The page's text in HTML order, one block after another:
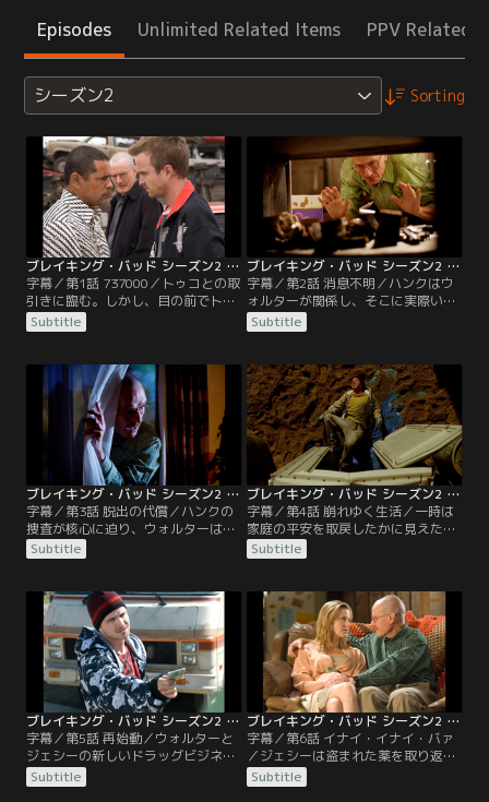
Episodes Unlimited Related Items PPV Related
シーズン2 Sorting
ブレイキング・バッド シーズン2 第01話／字幕
字幕／第1話 737000／トゥコとの取
引きに臨む。しかし、目の前でトゥ
コが子分を殺すのを見たウォルター
とジェシーは手に負えない相手と手
く。どう状況を打開するか。ジェシ
ーは武装した。ハンクは自分の妻マ
リーがスカイラーの万引きの真犯人
であると知り、マリーの心の病に気
が付く。
Subtitle
ブレイキング・バッド シーズン2 第02話／字幕
字幕／第2話 消息不明／ハンクはウ
ォルターが関係し、そこに実際いた
ギャングの殺人現場で採取した指紋
照合を行っていた。そこから容疑者
そのトゥコはウォルターとジェシー
を誘拐し砂漠にすむ自分の叔父の家
で連れて行く。トゥコと争う中、突
然ハンクが現れトゥコを銃撃した。
ウォルターとジェシーはハンクに知
られずにそこを脱出した。
Subtitle
ブレイキング・バッド シーズン2 第03話／字幕
字幕／第3話 脱出の代償／ハンクの
捜査が核心に迫り、ウォルターは策
を講じた。自ら病気を理由に精神の
異常をきたしたような振る舞いを行
精神病院へ入院させる。一方警察に
逮捕されたジェシーは地下室の製造
器材を隠しアリバイの偽装工作を行
い追及をかわす。
Subtitle
ブレイキング・バッド シーズン2 第04話／字幕
字幕／第4話 崩れゆく生活／一時は
家庭の平安を取戻したかに見えたホ
ワイト一家だが、ウォルターの努力
ははかなくも消え再び家族は険悪な
気の疑いまで持たれてしまった。ジ
ェシーも叔母の家にドラッグ製造器
材を隠していたが、両親から最後通
告を受けさらに移動をしなければな
らなくなった。
Subtitle
ブレイキング・バッド シーズン2 第05話／字幕
字幕／第5話 再始動／ウォルターと
ジェシーの新しいドラッグビジネス
の方法は無理をせず小売から始める
ことだった。ウォルターが少量を制
Subtitle
ブレイキング・バッド シーズン2 第06話／字幕
字幕／第6話 イナイ・イナイ・バァ
／ジェシーは盗まれた薬を取り返す
ため中毒者カップルの家に乗り込
む。ウォルターから命を奪えとまで
Subtitle